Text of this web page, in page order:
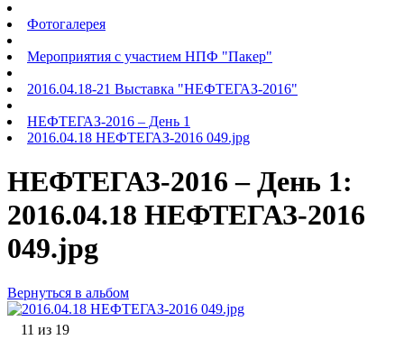
Фотогалерея
Мероприятия с участием НПФ "Пакер"
2016.04.18-21 Выставка "НЕФТЕГАЗ-2016"
НЕФТЕГАЗ-2016 – День 1
2016.04.18 НЕФТЕГАЗ-2016 049.jpg
НЕФТЕГАЗ-2016 – День 1:
2016.04.18 НЕФТЕГАЗ-2016
049.jpg
Вернуться в альбом
11 из 19